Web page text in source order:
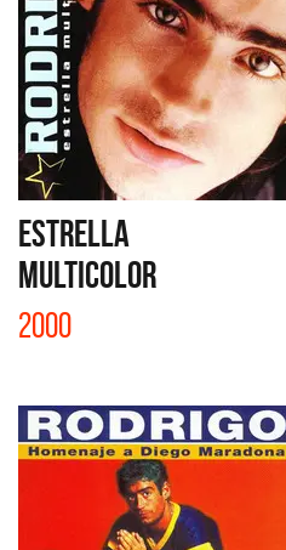
ESTRELLA
MULTICOLOR
2000